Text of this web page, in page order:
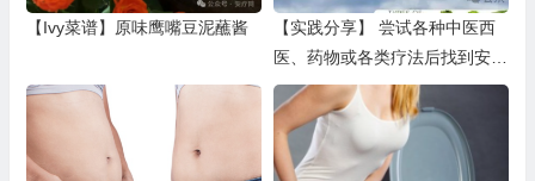
【Ivy菜谱】原味鹰嘴豆泥蘸酱
【实践分享】 尝试各种中医西
医、药物或各类疗法后找到安东
尼威廉信息（二）